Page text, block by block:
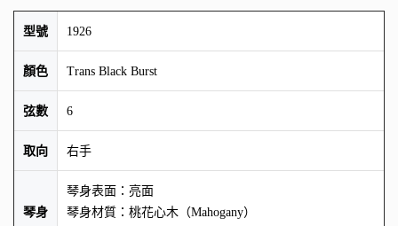
型號 1926
顏色 Trans Black Burst
弦數 6
取向 右手
琴身
琴身表面：亮面
琴身材質：桃花心木（Mahogany）